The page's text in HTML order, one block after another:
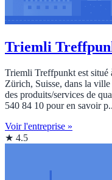
Triemli
Triemli Treffpunkt est situé
Zürich, Suisse, dans la
des produits/services de
540 84 10 pour en savoir
Voir l'entreprise »
★ 4.5